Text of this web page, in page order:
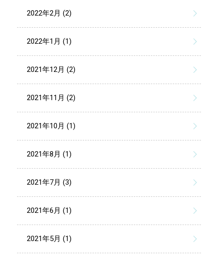
2022年2月 (2)
2022年1月 (1)
2021年12月 (2)
2021年11月 (2)
2021年10月 (1)
2021年8月 (1)
2021年7月 (3)
2021年6月 (1)
2021年5月 (1)